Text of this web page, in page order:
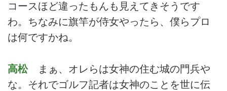
コースほど違ったもんも見えてきそうです
わ。ちなみに旗竿が侍女やったら、僕らプロ
は何ですかね。
高松まぁ、オレらは女神の住む城の門兵や
な。それでゴルフ記者は女神のことを世に伝